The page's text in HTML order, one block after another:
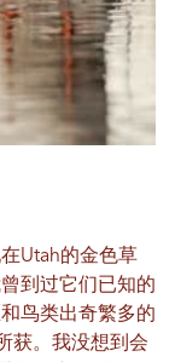
Utah的金色草
到过它们已知的
鸟类出奇繁多的
获。我没想到会